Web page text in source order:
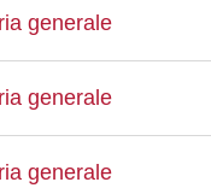
generale
generale
generale